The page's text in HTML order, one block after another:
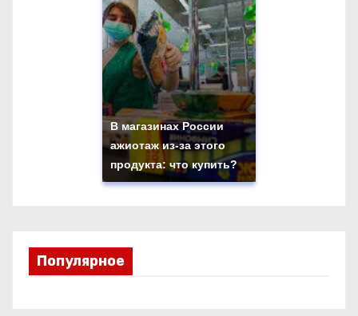
В магазинах России
ажиотаж из-за этого
продукта: что купить?
Популярное